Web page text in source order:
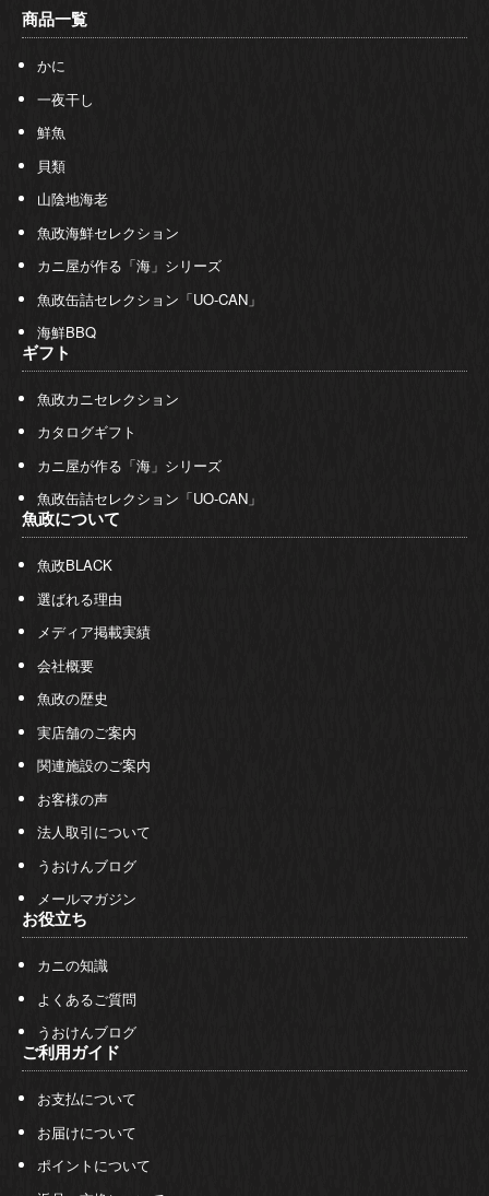
商品一覧
かに
一夜干し
鮮魚
貝類
山陰地海老
魚政海鮮セレクション
カニ屋が作る「海」シリーズ
魚政缶詰セレクション「UO-CAN」
海鮮BBQ
ギフト
魚政カニセレクション
カタログギフト
カニ屋が作る「海」シリーズ
魚政缶詰セレクション「UO-CAN」
魚政について
魚政BLACK
選ばれる理由
メディア掲載実績
会社概要
魚政の歴史
実店舗のご案内
関連施設のご案内
お客様の声
法人取引について
うおけんブログ
メールマガジン
お役立ち
カニの知識
よくあるご質問
うおけんブログ
ご利用ガイド
お支払について
お届けについて
ポイントについて